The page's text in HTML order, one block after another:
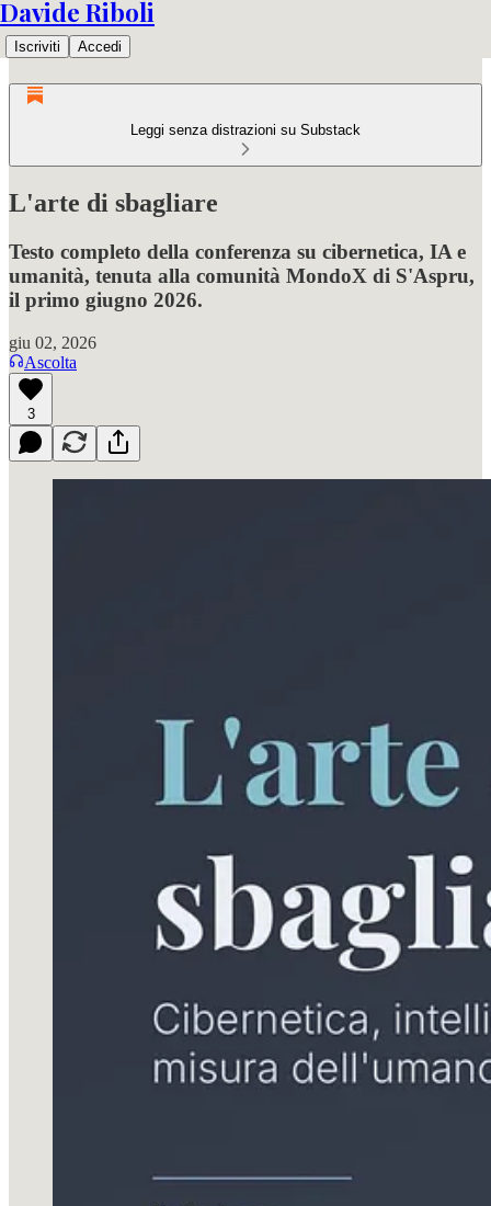
Davide Riboli
Iscriviti Accedi
Leggi senza distrazioni su Substack
L'arte di sbagliare
Testo completo della conferenza su cibernetica, IA e
umanità, tenuta alla comunità MondoX di S'Aspru,
il primo giugno 2026.
giu 02, 2026
Ascolta
3